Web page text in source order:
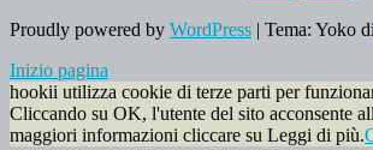
Proudly powered by WordPress | Tema: Yoko di
Inizio pagina
hookii utilizza cookie di terze parti per
Cliccando su OK, l'utente del sito acconsente
maggiori informazioni cliccare su Leggi di più.